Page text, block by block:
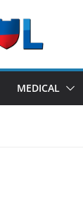
MEDICAL